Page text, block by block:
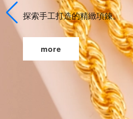
探索手工打造的精緻項鍊。
more